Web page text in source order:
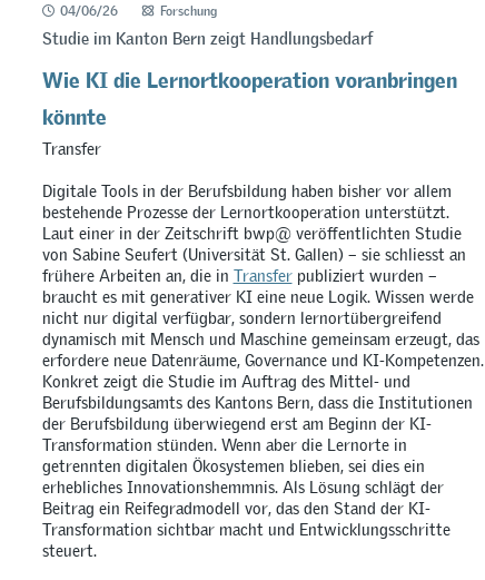
04/06/26 Forschung
Studie im Kanton Bern zeigt Handlungsbedarf
Wie KI die Lernortkooperation voranbringen
könnte
Transfer
Digitale Tools in der Berufsbildung haben bisher vor allem
bestehende Prozesse der Lernortkooperation unterstützt.
Laut einer in der Zeitschrift bwp@ veröffentlichten Studie
von Sabine Seufert (Universität St. Gallen) – sie schliesst an
frühere Arbeiten an, die in Transferpubliziert wurden –
braucht es mit generativer KI eine neue Logik. Wissen werde
nicht nur digital verfügbar, sondern lernortübergreifend
dynamisch mit Mensch und Maschine gemeinsam erzeugt, das
erfordere neue Datenräume, Governance und KI-Kompetenzen.
Konkret zeigt die Studie im Auftrag des Mittel- und
Berufsbildungsamts des Kantons Bern, dass die Institutionen
der Berufsbildung überwiegend erst am Beginn der KI-
Transformation stünden. Wenn aber die Lernorte in
getrennten digitalen Ökosystemen blieben, sei dies ein
erhebliches Innovationshemmnis. Als Lösung schlägt der
Beitrag ein Reifegradmodell vor, das den Stand der KI-
Transformation sichtbar macht und Entwicklungsschritte
steuert.